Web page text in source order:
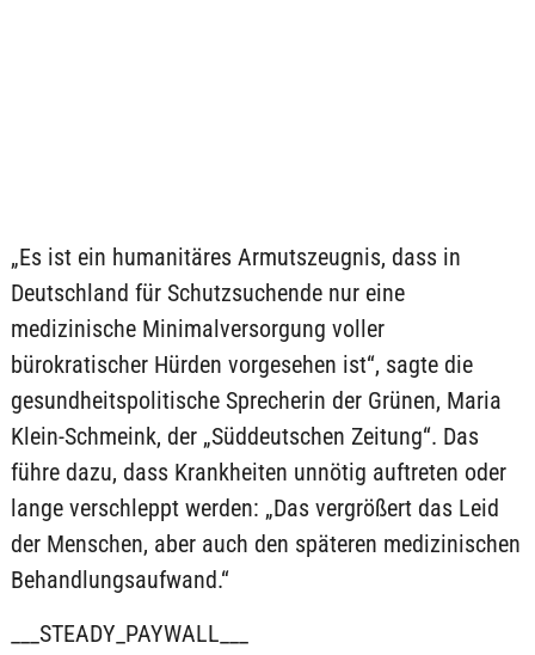
„Es ist ein humanitäres Armutszeugnis, dass in
Deutschland für Schutzsuchende nur eine
medizinische Minimalversorgung voller
bürokratischer Hürden vorgesehen ist“, sagte die
gesundheitspolitische Sprecherin der Grünen, Maria
Klein-Schmeink, der „Süddeutschen Zeitung“. Das
führe dazu, dass Krankheiten unnötig auftreten oder
lange verschleppt werden: „Das vergrößert das Leid
der Menschen, aber auch den späteren medizinischen
Behandlungsaufwand.“
___STEADY_PAYWALL___